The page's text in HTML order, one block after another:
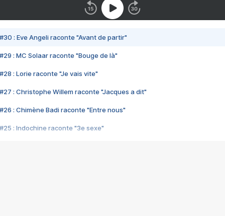
#30 : Eve Angeli raconte "Avant de partir"
#29 : MC Solaar raconte "Bouge de là"
#28 : Lorie raconte "Je vais vite"
#27 : Christophe Willem raconte "Jacques a dit"
#26 : Chimène Badi raconte "Entre nous"
#25 : Indochine raconte "3e sexe"